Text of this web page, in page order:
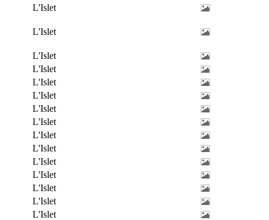
L'Islet
L'Islet
L'Islet
L'Islet
L'Islet
L'Islet
L'Islet
L'Islet
L'Islet
L'Islet
L'Islet
L'Islet
L'Islet
L'Islet
L'Islet